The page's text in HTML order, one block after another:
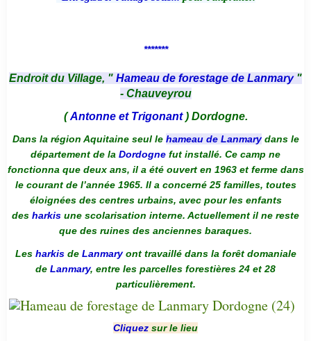
*******
Endroit du Village, " Hameau de forestage de Lanmary "
- Chauveyrou
(Antonne et Trigonant) Dordogne.
Dans la région Aquitaine seul le hameau de Lanmarydans le
département de la Dordogne fut installé. Ce camp ne
fonctionna que deux ans, il a été ouvert en 1963 et ferme dans
le courant de l’année 1965. Il a concerné 25 familles, toutes
éloignées des centres urbains, avec pour les enfants
des harkis une scolarisation interne. Actuellement il ne reste
que des ruines des anciennes baraques.
Les harkis de Lanmaryont travaillé dans la forêt domaniale
de Lanmary, entre les parcelles forestières 24 et 28
particulièrement.
Cliquez sur le lieu